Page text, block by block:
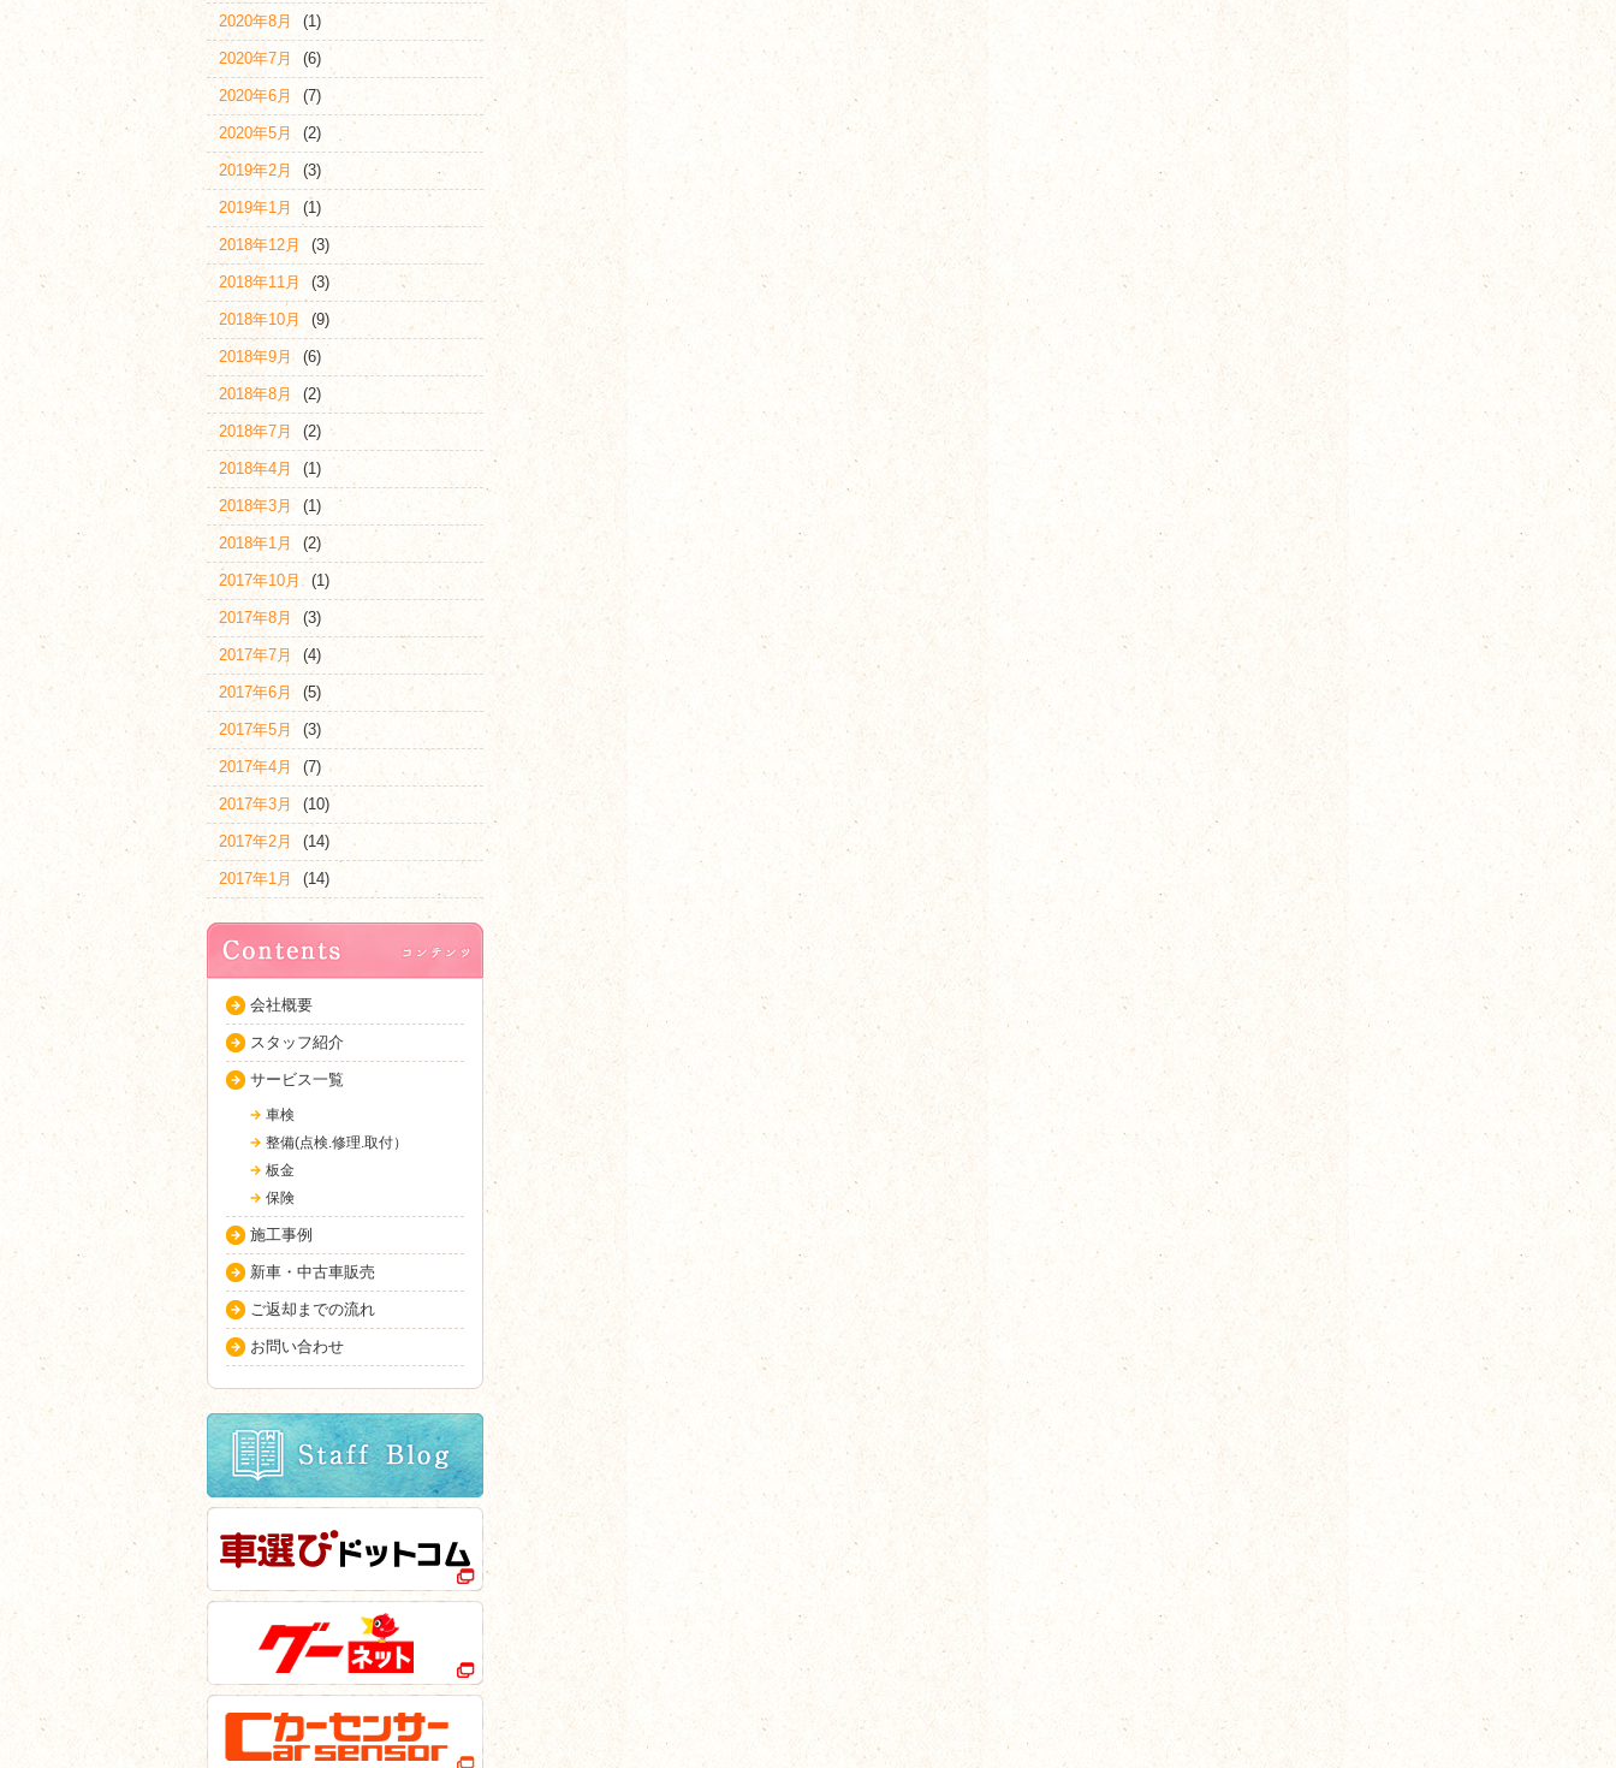
2020年8月 (1)
2020年7月 (6)
2020年6月 (7)
2020年5月 (2)
2019年2月 (3)
2019年1月 (1)
2018年12月 (3)
2018年11月 (3)
2018年10月 (9)
2018年9月 (6)
2018年8月 (2)
2018年7月 (2)
2018年4月 (1)
2018年3月 (1)
2018年1月 (2)
2017年10月 (1)
2017年8月 (3)
2017年7月 (4)
2017年6月 (5)
2017年5月 (3)
2017年4月 (7)
2017年3月 (10)
2017年2月 (14)
2017年1月 (14)
会社概要
スタッフ紹介
サービス一覧
車検
整備(点検.修理.取付）
板金
保険
施工事例
新車・中古車販売
ご返却までの流れ
お問い合わせ